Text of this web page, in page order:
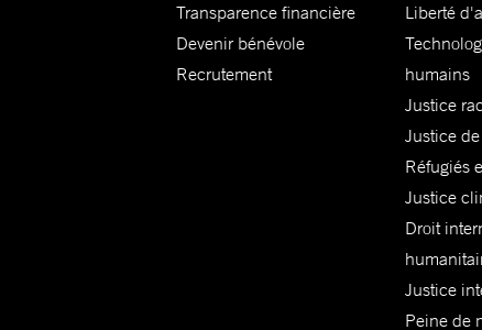
Transparence financière
Devenir bénévole
Recrutement
Liberté
humains
Justice
Justice
Réfugiés
Justice
Droit
Justice
Peine de